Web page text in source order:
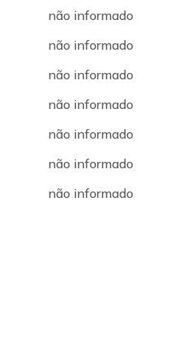
não informado
não informado
não informado
não informado
não informado
não informado
não informado